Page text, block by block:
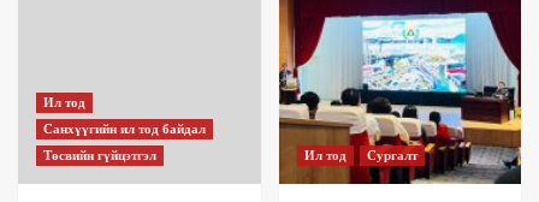
Ил тод
Санхүүгийн ил тод байдал
Төсвийн гүйцэтгэл
Ил тод Сургалт